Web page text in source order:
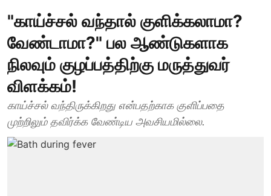
"காய்ச்சல் வந்தால் குளிக்கலாமா?
வேண்டாமா?" பல ஆண்டுகளாக
நிலவும் குழப்பத்திற்கு மருத்துவர்
விளக்கம்!
காய்ச்சல் வந்திருக்கிறது என்பதற்காக குளிப்பதை
முற்றிலும் தவிர்க்க வேண்டிய அவசியமில்லை.